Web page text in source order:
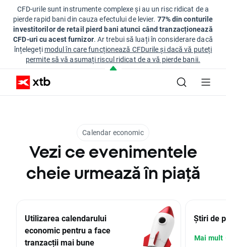
CFD-urile sunt instrumente complexe și au un risc ridicat de a
pierde rapid bani din cauza efectului de levier. 77% din conturile
investitorilor de retail pierd bani atunci când tranzacționează
CFD-uri cu acest furnizor. Ar trebui să luați în considerare dacă
înțelegeți modul în care funcționează CFDurile și dacă vă puteți
permite să vă asumați riscul ridicat de a vă pierde banii.
Calendar economic
Vezi ce evenimentele
cheie urmează în piață
Utilizarea calendarului
economic pentru a face
tranzacții mai bune
Știri de
Mai mult